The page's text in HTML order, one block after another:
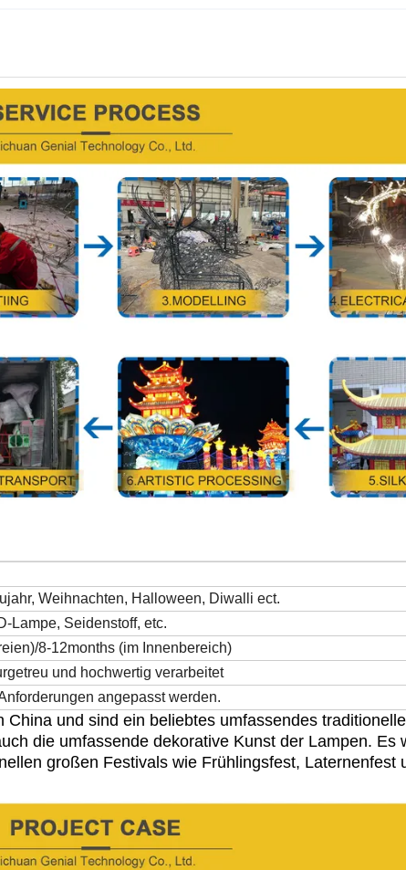
Weihnachten, Halloween, Diwalli ect.
Lampe, Seidenstoff, etc.
8-12months (im Innenbereich)
und hochwertig verarbeitet
angepasst werden.
China und sind ein beliebtes umfassendes
die umfassende dekorative Kunst der Lampen. Es
großen Festivals wie Frühlingsfest, Laternenfest